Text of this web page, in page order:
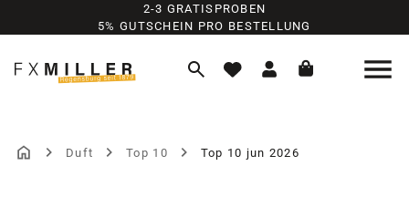
Zum Hauptinhalt springen
2-3 GRATISPROBEN
5% GUTSCHEIN PRO BESTELLUNG
Duft Top 10 Top 10 jun 2026